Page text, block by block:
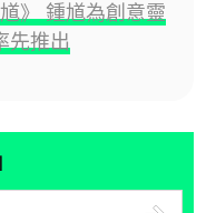
》 鍾馗為創意靈
先推出